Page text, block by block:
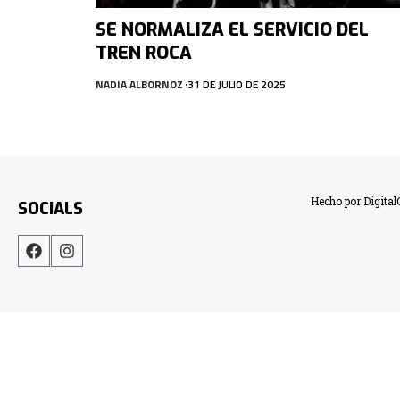
SE NORMALIZA EL SERVICIO DEL
TREN ROCA
NADIA ALBORNOZ 31 DE JULIO DE 2025
SOCIALS Hecho por